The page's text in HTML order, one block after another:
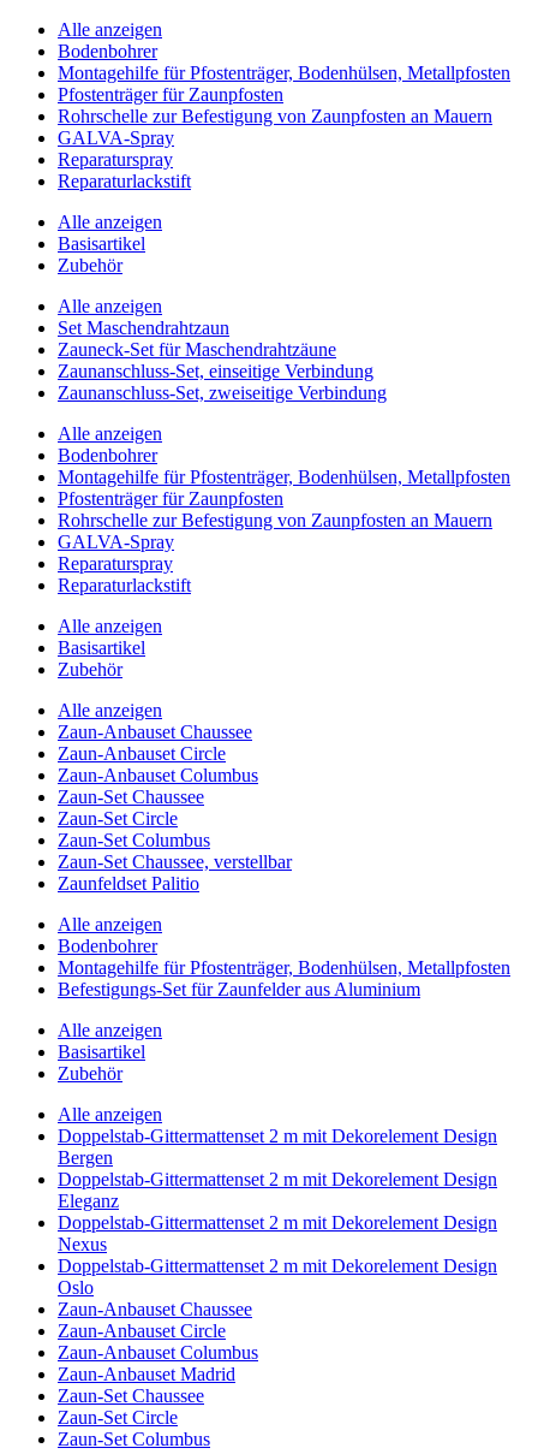
Alle anzeigen
Bodenbohrer
Montagehilfe für Pfostenträger, Bodenhülsen, Metallpfosten
Pfostenträger für Zaunpfosten
Rohrschelle zur Befestigung von Zaunpfosten an Mauern
GALVA-Spray
Reparaturspray
Reparaturlackstift
Alle anzeigen
Basisartikel
Zubehör
Alle anzeigen
Set Maschendrahtzaun
Zauneck-Set für Maschendrahtzäune
Zaunanschluss-Set, einseitige Verbindung
Zaunanschluss-Set, zweiseitige Verbindung
Alle anzeigen
Bodenbohrer
Montagehilfe für Pfostenträger, Bodenhülsen, Metallpfosten
Pfostenträger für Zaunpfosten
Rohrschelle zur Befestigung von Zaunpfosten an Mauern
GALVA-Spray
Reparaturspray
Reparaturlackstift
Alle anzeigen
Basisartikel
Zubehör
Alle anzeigen
Zaun-Anbauset Chaussee
Zaun-Anbauset Circle
Zaun-Anbauset Columbus
Zaun-Set Chaussee
Zaun-Set Circle
Zaun-Set Columbus
Zaun-Set Chaussee, verstellbar
Zaunfeldset Palitio
Alle anzeigen
Bodenbohrer
Montagehilfe für Pfostenträger, Bodenhülsen, Metallpfosten
Befestigungs-Set für Zaunfelder aus Aluminium
Alle anzeigen
Basisartikel
Zubehör
Alle anzeigen
Doppelstab-Gittermattenset 2 m mit Dekorelement Design
Bergen
Doppelstab-Gittermattenset 2 m mit Dekorelement Design
Eleganz
Doppelstab-Gittermattenset 2 m mit Dekorelement Design
Nexus
Doppelstab-Gittermattenset 2 m mit Dekorelement Design
Oslo
Zaun-Anbauset Chaussee
Zaun-Anbauset Circle
Zaun-Anbauset Columbus
Zaun-Anbauset Madrid
Zaun-Set Chaussee
Zaun-Set Circle
Zaun-Set Columbus